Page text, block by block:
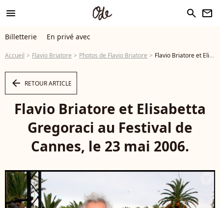
menu search newsletter
Billetterie En privé avec
Accueil Flavio Briatore Photos de Flavio Briatore Flavio Briatore et Elisabetta Gregoraci au Festival de Cannes, le 23 mai 2006. - Photo
arrow_left RETOUR ARTICLE
Flavio Briatore et Elisabetta
Gregoraci au Festival de
Cannes, le 23 mai 2006.